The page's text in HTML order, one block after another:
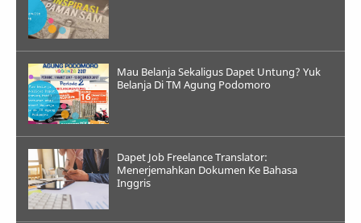
Mau Belanja Sekaligus Dapet Untung? Yuk
Belanja Di TM Agung Podomoro
Dapet Job Freelance Translator:
Menerjemahkan Dokumen Ke Bahasa
Inggris